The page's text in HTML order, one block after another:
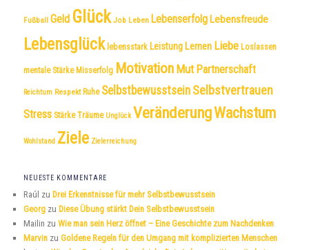
Fußball Geld Glück Job Leben Lebenserfolg Lebensfreude
Lebensglück lebensstark Leistung Lernen Liebe Loslassen
mentale Stärke Misserfolg Motivation Mut Partnerschaft
Reichtum Respekt Ruhe Selbstbewusstsein Selbstvertrauen
Stress Stärke Träume Unglück VeränderungWachstum
Wohlstand Ziele Zielerreichung
NEUESTE KOMMENTARE
Raúl zu Drei Erkenntnisse für mehr Selbstbewusstsein
Georg zu Diese Übung stärkt Dein Selbstbewusstsein
Mailin zuWie man sein Herz öffnet – Eine Geschichte zum Nachdenken
Marvin zuGoldene Regeln für den Umgang mit komplizierten Menschen